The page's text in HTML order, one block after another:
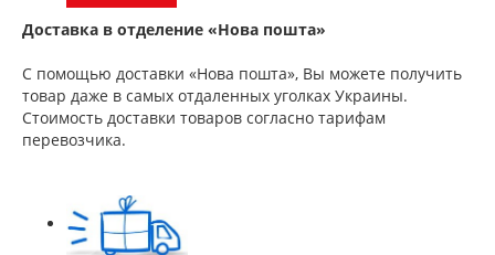
Доставка в отделение «Нова пошта»
С помощью доставки «Нова пошта», Вы можете получить
товар даже в самых отдаленных уголках Украины.
Стоимость доставки товаров согласно тарифам
перевозчика.